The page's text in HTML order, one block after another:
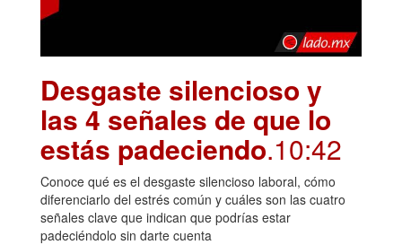
Desgaste silencioso y
las 4 señales de que lo
estás padeciendo.10:42
Conoce qué es el desgaste silencioso laboral, cómo
diferenciarlo del estrés común y cuáles son las cuatro
señales clave que indican que podrías estar
padeciéndolo sin darte cuenta